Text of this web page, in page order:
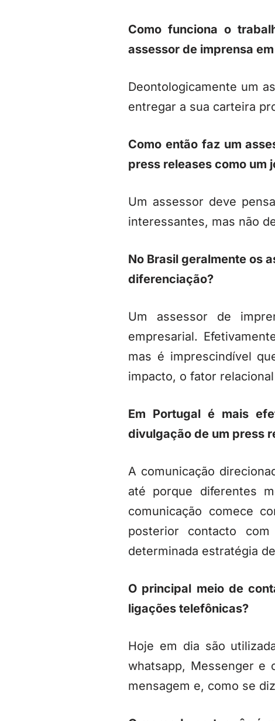
Como funciona o
assessor de imprensa
Deontologicamente um
entregar a sua carteira
Como então faz um
press releases como um
Um assessor deve
interessantes, mas não
No Brasil geralmente os
diferenciação?
Um assessor de
empresarial.
mas é imprescindível
impacto, o fator
Em Portugal é mais
divulgação de um press
A comunicação
até porque diferentes
comunicação comece
posterior contacto
determinada estratégia
O principal meio de
ligações telefônicas?
Hoje em dia são
whatsapp, Messenger e
mensagem e, como se